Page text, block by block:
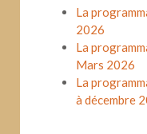
La
2026
La
Mars 2026
La
à décembre